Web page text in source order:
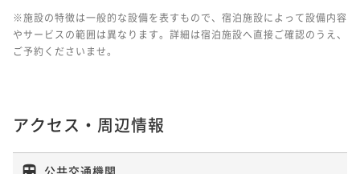
※施設の特徴は一般的な設備を表すもので、宿泊施設によって設備内容
やサービスの範囲は異なります。詳細は宿泊施設へ直接ご確認のうえ、
ご予約くださいませ。
アクセス・周辺情報
公共交通機関